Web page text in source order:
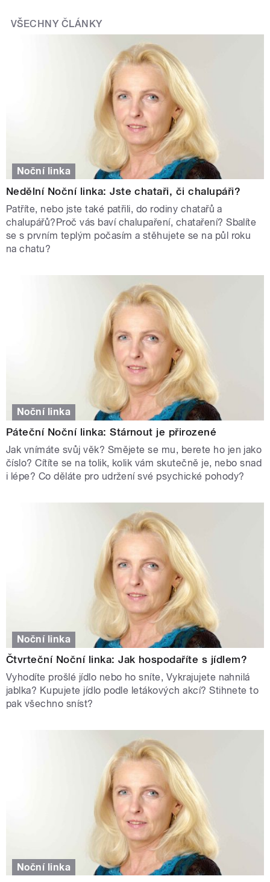
VŠECHNY ČLÁNKY
Noční linka
Nedělní Noční linka: Jste chataři, či chalupáři?
Patříte, nebo jste také patřili, do rodiny chatařů a
chalupářů?Proč vás baví chalupaření, chataření? Sbalíte
se s prvním teplým počasím a stěhujete se na půl roku
na chatu?
Noční linka
Páteční Noční linka: Stárnout je přirozené
Jak vnímáte svůj věk? Smějete se mu, berete ho jen jako
číslo? Cítíte se na tolik, kolik vám skutečně je, nebo snad
i lépe? Co děláte pro udržení své psychické pohody?
Noční linka
Čtvrteční Noční linka: Jak hospodaříte s jídlem?
Vyhodíte prošlé jídlo nebo ho sníte, Vykrajujete nahnilá
jablka? Kupujete jídlo podle letákových akcí? Stihnete to
pak všechno sníst?
Noční linka